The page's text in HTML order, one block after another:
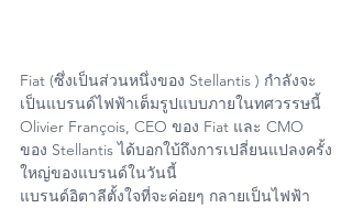
Fiat (ซึ่งเป็นส่วนหนึ่งของ Stellantis ) กำลังจะ
เป็นแบรนด์ไฟฟ้าเต็มรูปแบบภายในทศวรรษนี้
Olivier François, CEO ของ Fiat และ CMO
ของ Stellantis ได้บอกใบ้ถึงการเปลี่ยนแปลงครั้ง
ใหญ่ของแบรนด์ในวันนี้
แบรนด์อิตาลีตั้งใจที่จะค่อยๆ กลายเป็นไฟฟ้า